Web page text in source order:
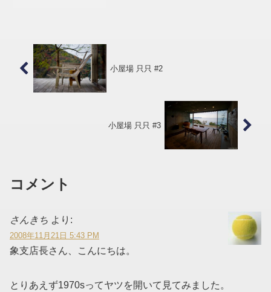
小屋場 只只 #2
小屋場 只只 #3
コメント
さんきち より:
2008年11月21日 5:43 PM
象支店長さん、こんにちは。
とりあえず1970sってヤツを開いて見てみました。